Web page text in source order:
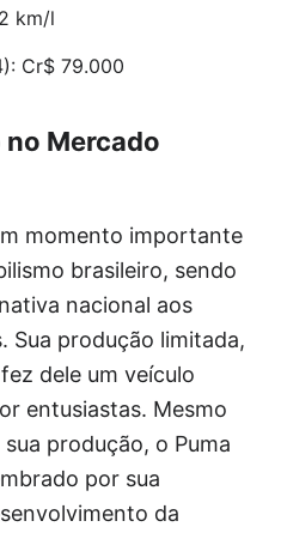
km/l
Cr$ 79.000
Mercado
momento importante
brasileiro, sendo
nacional aos
Sua produção limitada,
dele um veículo
entusiastas. Mesmo
produção, o Puma
por sua
da